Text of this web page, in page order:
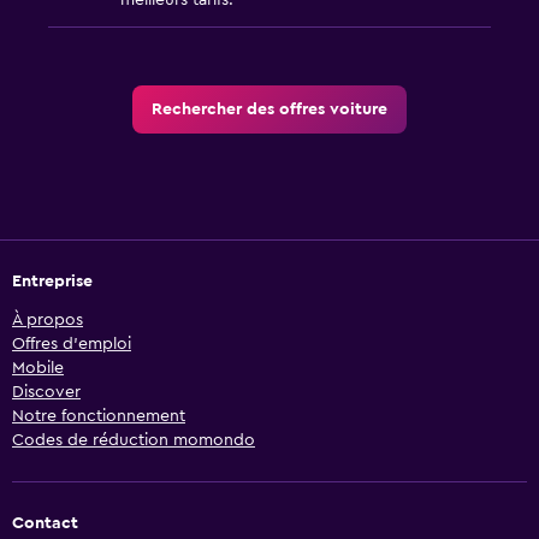
Rechercher des offres voiture
Entreprise
À propos
Offres d’emploi
Mobile
Discover
Notre fonctionnement
Codes de réduction momondo
Contact